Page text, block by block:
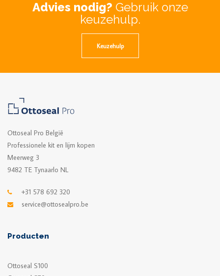
Advies nodig? Gebruik onze
keuzehulp.
Keuzehulp
Ottoseal Pro België
Professionele kit en lijm kopen
Meerweg 3
9482 TE Tynaarlo NL
+31 578 692 320
service@ottosealpro.be
Producten
Ottoseal S100